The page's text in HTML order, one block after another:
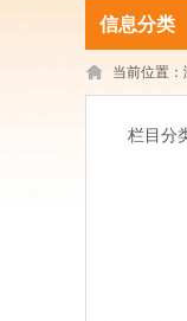
信息分类
当前位置：
栏目分